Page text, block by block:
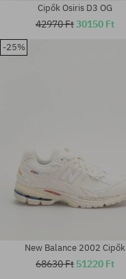
Elérhető méretek:
Cipők Osiris D3 OG
42970 Ft30150 Ft
-25%
New Balance 2002 Cipők
68630 Ft 51220 Ft